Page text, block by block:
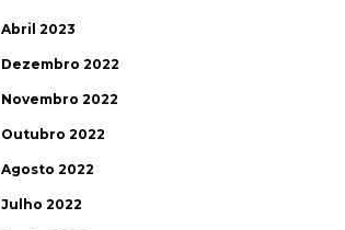
Abril 2023
Dezembro 2022
Novembro 2022
Outubro 2022
Agosto 2022
Julho 2022